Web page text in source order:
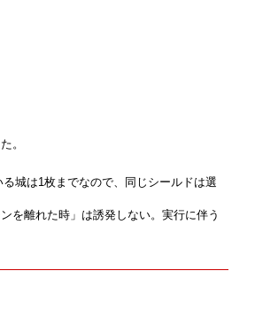
。
城は1枚までなので、同じシールドは選
を離れた時」は誘発しない。実行に伴う